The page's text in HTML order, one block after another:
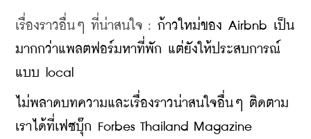
เรื่องราวอื่นๆ ที่น่าสนใจ : ก้าวใหม่ของ Airbnb เป็น
มากกว่าแพลตฟอร์มหาที่พัก แต่ยังให้ประสบการณ์
แบบ local
ไม่พลาดบทความและเรื่องราวน่าสนใจอื่นๆ ติดตาม
เราได้ที่เฟซบุ๊ก Forbes Thailand Magazine